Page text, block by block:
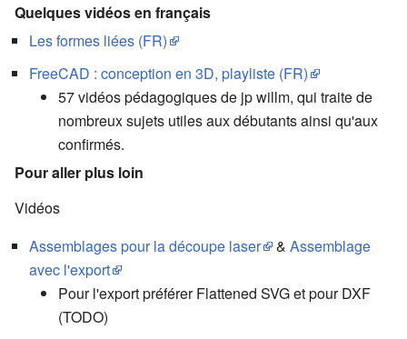
Quelques vidéos en français
Les formes liées (FR)
FreeCAD : conception en 3D, playliste (FR)
57 vidéos pédagogiques de jp willm, qui traite de
nombreux sujets utiles aux débutants ainsi qu'aux
confirmés.
Pour aller plus loin
Vidéos
Assemblages pour la découpe laser
& Assemblage
avec l'export
Pour l'export préférer Flattened SVG et pour DXF
(TODO)